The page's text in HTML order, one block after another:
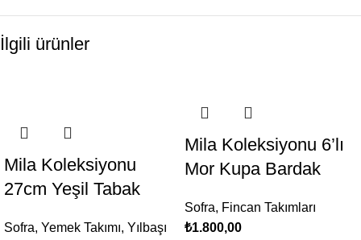
İlgili ürünler
Mila Koleksiyonu
27cm Yeşil Tabak
Sofra, Yemek Takımı, Yılbaşı
Mila Koleksiyonu 6’lı
Mor Kupa Bardak
Sofra, Fincan Takımları
₺1.800,00